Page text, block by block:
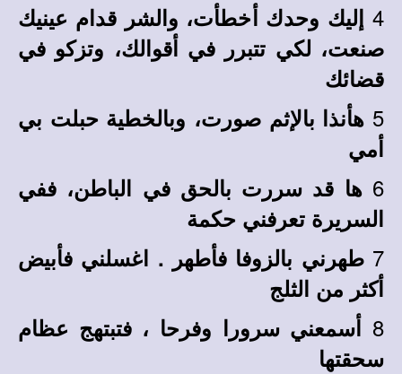
4 إليك وحدك أخطأت، والشر قدام عينيك
صنعت، لكي تتبرر في أقوالك، وتزكو في
قضائك
5 هأنذا بالإثم صورت، وبالخطية حبلت بي
أمي
6 ها قد سررت بالحق في الباطن، ففي
السريرة تعرفني حكمة
7 طهرني بالزوفا فأطهر . اغسلني فأبيض
أكثر من الثلج
8 أسمعني سرورا وفرحا ، فتبتهج عظام
سحقتها